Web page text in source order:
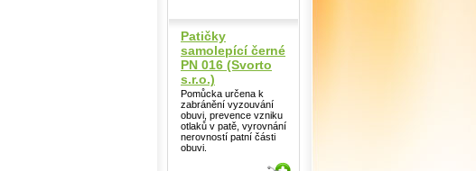
Patičky
samolepící černé
PN 016 (Svorto
s.r.o.)
Pomůcka určena k
zabránění vyzouvání
obuvi, prevence vzniku
otlaků v patě, vyrovnání
nerovností patní části
obuvi.